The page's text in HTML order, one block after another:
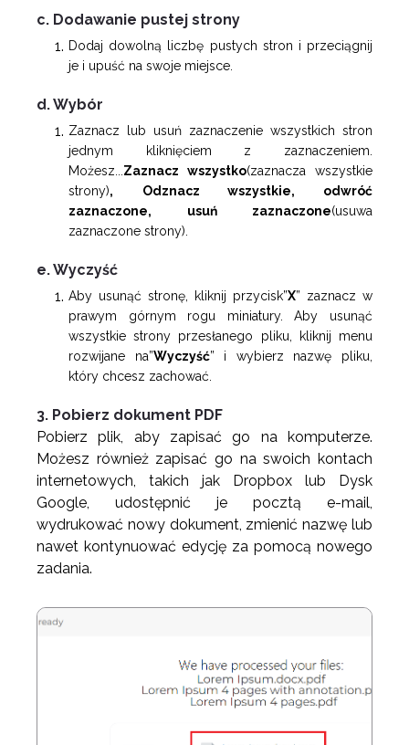
c. Dodawanie pustej strony
Dodaj dowolną liczbę pustych stron i przeciągnij
je i upuść na swoje miejsce.
d. Wybór
Zaznacz lub usuń zaznaczenie wszystkich stron
jednym kliknięciem z zaznaczeniem.
Możesz... Zaznacz wszystko(zaznacza wszystkie
strony),
Odznacz wszystkie, odwróć
zaznaczone, usuń zaznaczone(usuwa
zaznaczone strony).
e. Wyczyść
Aby usunąć stronę, kliknij przycisk”X” zaznacz w
prawym górnym rogu miniatury. Aby usunąć
wszystkie strony przesłanego pliku, kliknij menu
rozwijane na”Wyczyść” i wybierz nazwę pliku,
który chcesz zachować.
3. Pobierz dokument PDF
Pobierz plik, aby zapisać go na komputerze.
Możesz również zapisać go na swoich kontach
internetowych, takich jak Dropbox lub Dysk
Google, udostępnić je pocztą e-mail,
wydrukować nowy dokument, zmienić nazwę lub
nawet kontynuować edycję za pomocą nowego
zadania.